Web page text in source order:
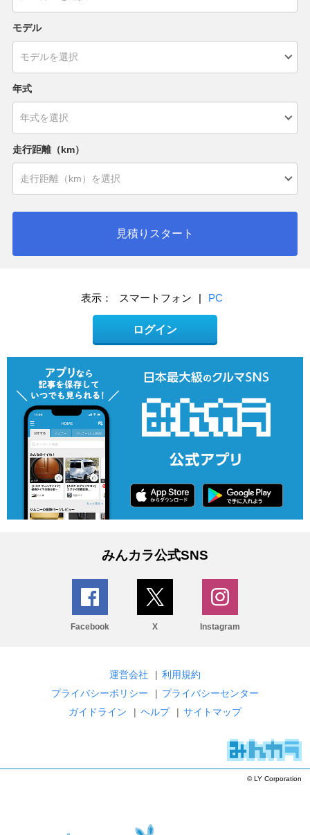
モデル
年式
走行距離（km）
見積りスタート
表示： スマートフォン | PC
ログイン
みんカラ公式SNS
Facebook X Instagram
運営会社 | 利用規約
プライバシーポリシー
| プライバシーセンター
ガイドライン
| ヘルプ | サイトマップ
© LY Corporation